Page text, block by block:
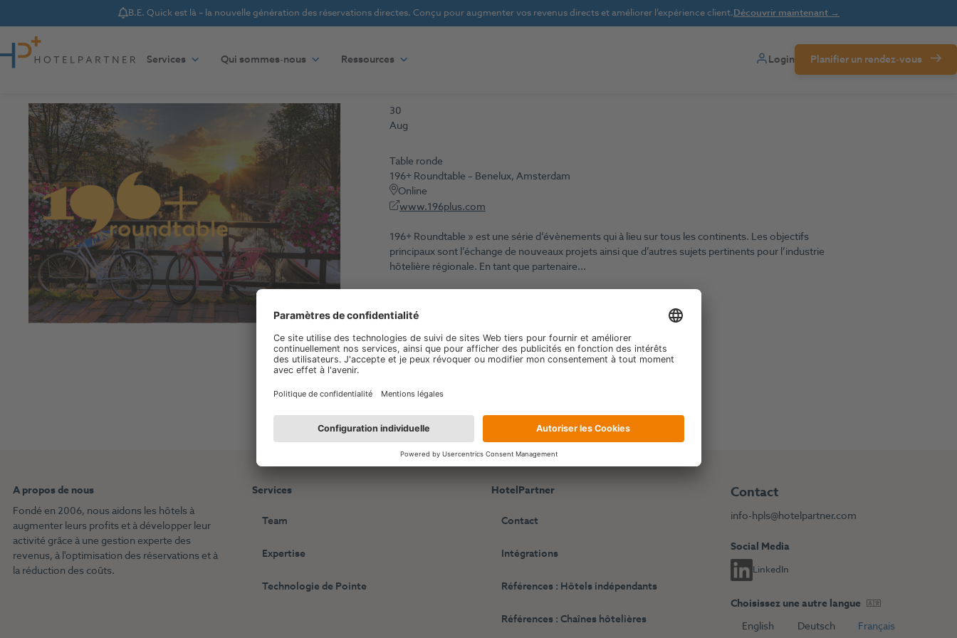
Notice
B.E. Quick est là – la nouvelle génération des réservations directes. Conçu pour augmenter vos revenus directs et améliorer l’expérience client.Découvrir maintenant →
Aller au contenu
Services
Qui sommes-nous Ressources Login Planifier un rendez-vous
30
Aug
Table ronde
196+ Roundtable – Benelux, Amsterdam
Online
www.196plus.com
196+ Roundtable » est une série d‘évènements qui à lieu sur tous les continents. Les objectifs
principaux sont l’échange de nouveaux projets ainsi que d’autres sujets pertinents pour l’industrie
hôtelière régionale. En tant que partenaire...
A propos de nous
Fondé en 2006, nous aidons les hôtels à
augmenter leurs profits et à développer leur
activité grâce à une gestion experte des
revenus, à l'optimisation des réservations et à
la réduction des coûts.
Services
Team
Expertise
Technologie de Pointe
HotelPartner
Contact
Intégrations
Références : Hôtels indépendants
Références : Chaînes hôtelières
Contact
info-hpls@hotelpartner.com
Social Media
LinkedIn
Choisissez une autre langue
English
Deutsch Français